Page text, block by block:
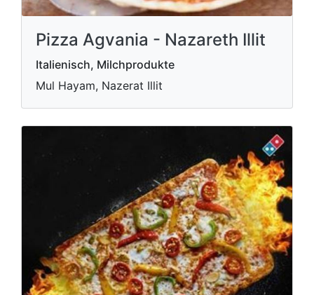
Pizza Agvania - Nazareth Illit
Italienisch, Milchprodukte
Mul Hayam, Nazerat Illit